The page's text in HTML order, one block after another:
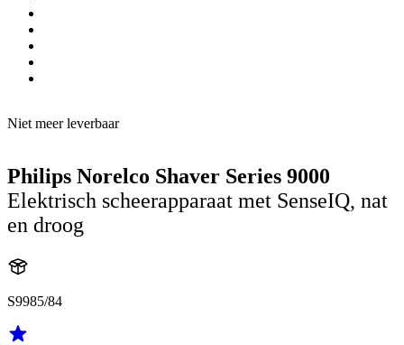
Niet meer leverbaar
Philips Norelco Shaver Series 9000
Elektrisch scheerapparaat met SenseIQ, nat
en droog
S9985/84